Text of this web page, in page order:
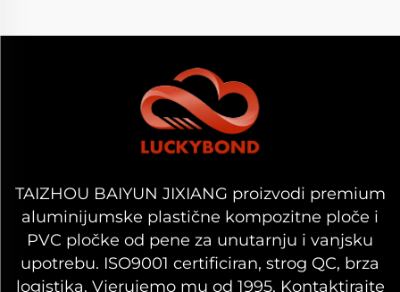
TAIZHOU BAIYUN JIXIANG proizvodi premium
aluminijumske plastične kompozitne ploče i
PVC pločke od pene za unutarnju i vanjsku
upotrebu. ISO9001 certificiran, strog QC, brza
logistika. Vjerujemo mu od 1995. Kontaktirajte